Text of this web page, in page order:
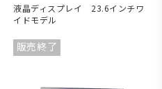
液晶ディスプレイ 23.6インチワ
イドモデル
販売終了